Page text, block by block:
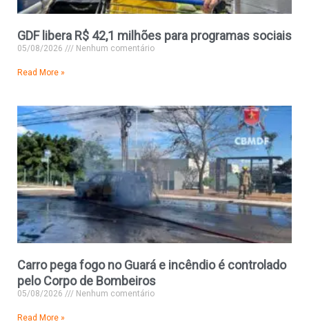
GDF libera R$ 42,1 milhões para programas sociais
05/08/2026 Nenhum comentário
Read More »
Carro pega fogo no Guará e incêndio é controlado
pelo Corpo de Bombeiros
05/08/2026 Nenhum comentário
Read More »